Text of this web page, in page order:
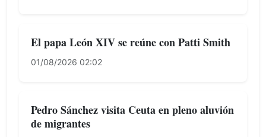
El papa León XIV se reúne con Patti Smith
01/08/2026 02:02
Pedro Sánchez visita Ceuta en pleno aluvión
de migrantes